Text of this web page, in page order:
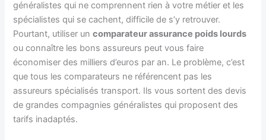
généralistes qui ne comprennent rien à votre métier et les
spécialistes qui se cachent, difficile de s’y retrouver.
Pourtant, utiliser uncomparateur assurance poids lourds
ou connaître les bons assureurs peut vous faire
économiser des milliers d’euros par an. Le problème, c’est
que tous les comparateurs ne référencent pas les
assureurs spécialisés transport. Ils vous sortent des devis
de grandes compagnies généralistes qui proposent des
tarifs inadaptés.